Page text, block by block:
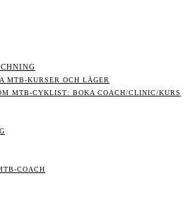
MTB-KURSER OCH LÄGER
MTB-CYKLIST: BOKA COACH/CLINIC/KURS
COACH